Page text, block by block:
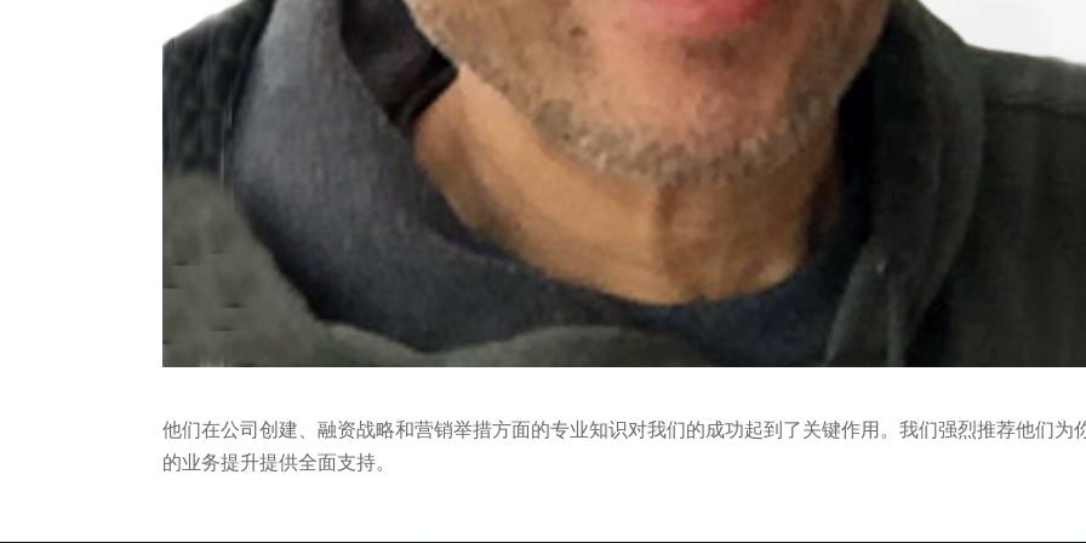
他们在公司创建、融资战略和营销举措方面的专业知识对我们的成功起到了关键作用。我们强烈推荐他们为
的业务提升提供全面支持。